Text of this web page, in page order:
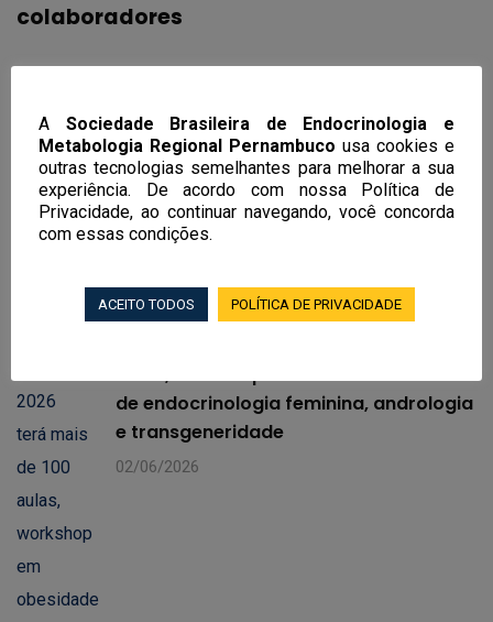
colaboradores
Dia Nacional de Combate ao
Diabetes
aulas, workshop em obesidade e curso
de endocrinologia feminina, andrologia
e transgeneridade
02/06/2026
A Sociedade Brasileira de Endocrinologia e
Metabologia Regional Pernambuco usa cookies e
outras tecnologias semelhantes para melhorar a sua
experiência. De acordo com nossa Política de
Privacidade, ao continuar navegando, você concorda
com essas condições.
ACEITO TODOS POLÍTICA DE PRIVACIDADE